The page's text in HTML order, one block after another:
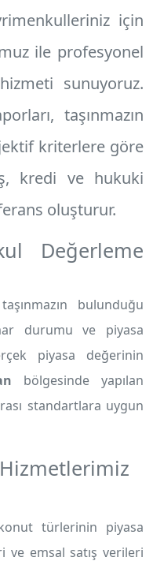
için
ile profesyonel
sunuyoruz.
taşınmazın
kriterlere göre
kredi ve hukuki
oluşturur.
Değerleme
bulunduğu
durumu ve piyasa
piyasa değerinin
bölgesinde yapılan
standartlara uygun
türlerinin piyasa
ve emsal satış verileri